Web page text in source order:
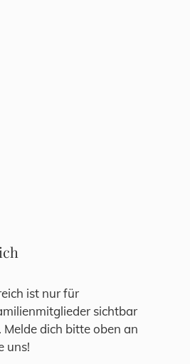
ist nur für
sichtbar
dich bitte oben an
uns!